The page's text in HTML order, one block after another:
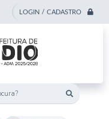
LOGIN / CADASTRO